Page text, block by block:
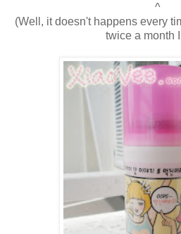
^
(Well, it doesn't happens every
twice a month